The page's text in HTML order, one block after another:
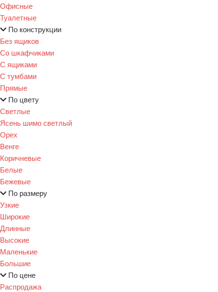
Офисные
Туалетные
По конструкции
Без ящиков
Со шкафчиками
С ящиками
С тумбами
Прямые
По цвету
Светлые
Ясень шимо светлый
Орех
Венге
Коричневые
Белые
Бежевые
По размеру
Узкие
Широкие
Длинные
Высокие
Маленькие
Большие
По цене
Распродажа